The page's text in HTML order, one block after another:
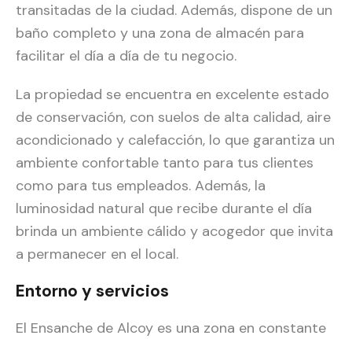
transitadas de la ciudad. Además, dispone de un
baño completo y una zona de almacén para
facilitar el día a día de tu negocio.
La propiedad se encuentra en excelente estado
de conservación, con suelos de alta calidad, aire
acondicionado y calefacción, lo que garantiza un
ambiente confortable tanto para tus clientes
como para tus empleados. Además, la
luminosidad natural que recibe durante el día
brinda un ambiente cálido y acogedor que invita
a permanecer en el local.
Entorno y servicios
El Ensanche de Alcoy es una zona en constante